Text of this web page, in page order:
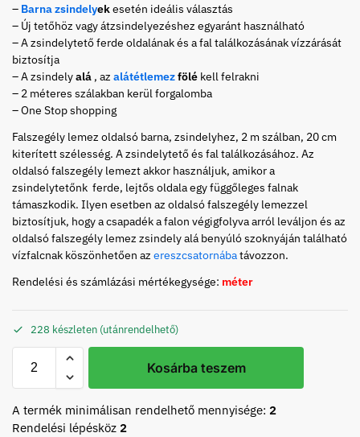
– Barna zsindelyekesetén ideális választás
– Új tetőhöz vagy átzsindelyezéshez egyaránt használható
– A zsindelytető ferde oldalának és a fal találkozásának vízzárását
biztosítja
– A zsindelyalá , az alátétlemezfölé kell felrakni
– 2 méteres szálakban kerül forgalomba
– One Stop shopping
Falszegély lemez oldalsó barna, zsindelyhez, 2 m szálban, 20 cm
kiterített szélesség. A zsindelytető és fal találkozásához. Az
oldalsó falszegély lemezt akkor használjuk, amikor a
zsindelytetőnk ferde, lejtős oldala egy függőleges falnak
támaszkodik. Ilyen esetben az oldalsó falszegély lemezzel
biztosítjuk, hogy a csapadék a falon végigfolyva arról leváljon és az
oldalsó falszegély lemez zsindely alá benyúló szoknyáján található
vízfalcnak köszönhetően az ereszcsatornábatávozzon.
Rendelési és számlázási mértékegysége: méter
228 készleten (utánrendelhető)
Kosárba teszem
A termék minimálisan rendelhető mennyisége: 2
Rendelési lépésköz 2